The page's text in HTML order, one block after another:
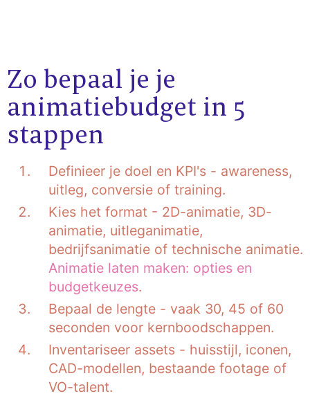
Zo bepaal je je
animatiebudget in 5
stappen
Definieer je doel en KPI's - awareness,
uitleg, conversie of training.
Kies het format - 2D-animatie, 3D-
animatie, uitleganimatie,
bedrijfsanimatie of technische animatie.
Animatie laten maken: opties en
budgetkeuzes.
Bepaal de lengte - vaak 30, 45 of 60
seconden voor kernboodschappen.
Inventariseer assets - huisstijl, iconen,
CAD-modellen, bestaande footage of
VO-talent.